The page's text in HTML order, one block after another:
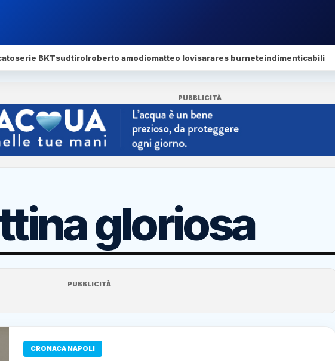
serie BKTsudtirolroberto amodiomatteo lovisarares burneteindimenticabili
PUBBLICITÀ
gloriosa
PUBBLICITÀ
CRONACA NAPOLI